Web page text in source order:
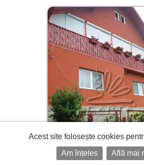
Acest site folosește cookies
Am înțeles
Află mai